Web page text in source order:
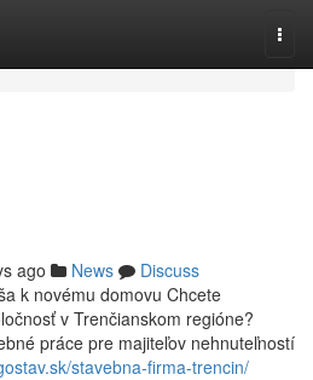
ago News
Discuss
k novému domovu Chcete
v Trenčianskom regióne?
práce pre majiteľov nehnuteľností
stavebna-firma-trencin/